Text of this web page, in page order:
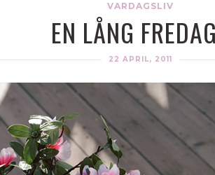
VARDAGSLIV
EN LÅNG
22 APRIL, 2011